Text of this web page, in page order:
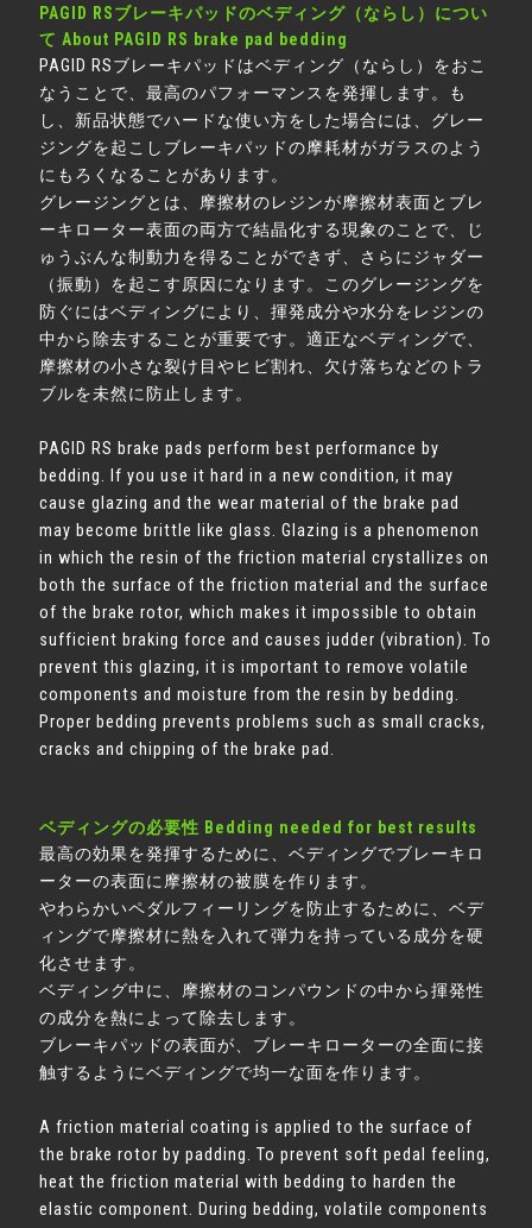
PAGID RSブレーキパッドのベディング（ならし）につい
て About PAGID RS brake pad bedding
PAGID RSブレーキパッドはベディング（ならし）をおこ
なうことで、最高のパフォーマンスを発揮します。も
し、新品状態でハードな使い方をした場合には、グレー
ジングを起こしブレーキパッドの摩耗材がガラスのよう
にもろくなることがあります。
グレージングとは、摩擦材のレジンが摩擦材表面とブレ
ーキローター表面の両方で結晶化する現象のことで、じ
ゅうぶんな制動力を得ることができず、さらにジャダー
（振動）を起こす原因になります。このグレージングを
防ぐにはベディングにより、揮発成分や水分をレジンの
中から除去することが重要です。適正なベディングで、
摩擦材の小さな裂け目やヒビ割れ、欠け落ちなどのトラ
ブルを未然に防止します。
PAGID RS brake pads perform best performance by
bedding. If you use it hard in a new condition, it may
cause glazing and the wear material of the brake pad
may become brittle like glass. Glazing is a phenomenon
in which the resin of the friction material crystallizes on
both the surface of the friction material and the surface
of the brake rotor, which makes it impossible to obtain
sufficient braking force and causes judder (vibration). To
prevent this glazing, it is important to remove volatile
components and moisture from the resin by bedding.
Proper bedding prevents problems such as small cracks,
cracks and chipping of the brake pad.
ベディングの必要性 Bedding needed for best results
最高の効果を発揮するために、ベディングでブレーキロ
ーターの表面に摩擦材の被膜を作ります。
やわらかいペダルフィーリングを防止するために、ベデ
ィングで摩擦材に熱を入れて弾力を持っている成分を硬
化させます。
ベディング中に、摩擦材のコンパウンドの中から揮発性
の成分を熱によって除去します。
ブレーキパッドの表面が、ブレーキローターの全面に接
触するようにベディングで均一な面を作ります。
A friction material coating is applied to the surface of
the brake rotor by padding. To prevent soft pedal feeling,
heat the friction material with bedding to harden the
elastic component. During bedding, volatile components